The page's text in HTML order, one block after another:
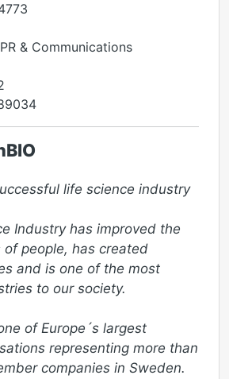
PR & Communications
life science industry
Industry has improved the
of people, has created
and is one of the most
to our society.
of Europe´s largest
representing more than
companies in Sweden.